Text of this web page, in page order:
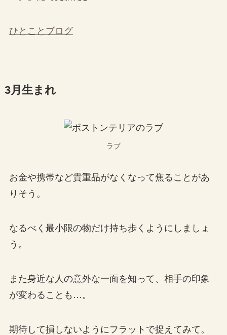
ひとことブログ
3月生まれ
ラブ
お金や携帯など貴重品がなくなって焦ることがあ
りそう。
なるべく最小限の物だけ持ち歩くようにしましょ
う。
また身近な人の意外な一面を知って、相手の印象
が変わることも…。
期待して損しないようにフラットで捉えてみて。